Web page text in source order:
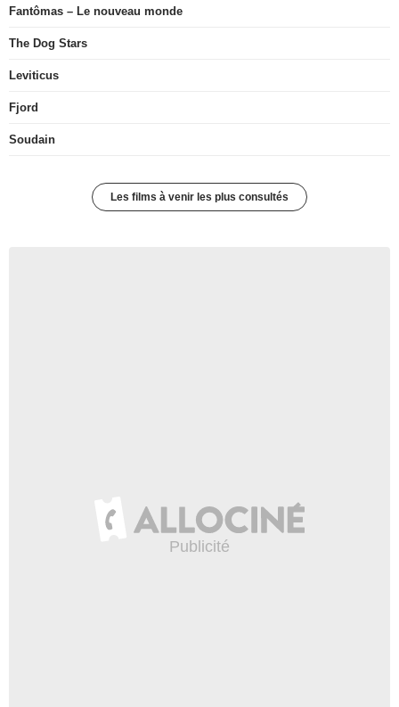
Fantômas – Le nouveau monde
The Dog Stars
Leviticus
Fjord
Soudain
Les films à venir les plus consultés